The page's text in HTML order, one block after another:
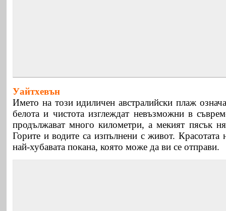
Уайтхевън
Името на този идиличен австралийски плаж
белота и чистота изглеждат невъзможни в
продължават много километри, а мекият пясък
Горите и водите са изпълнени с живот. Красотата
най-хубавата покана, която може да ви се отправи.